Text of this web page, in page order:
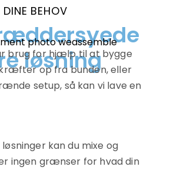
BEHOV
løsning
brug for hjælp til at bygge
op fra bunden, eller
setup, så kan vi lave en
kan du mixe og
ingen grænser for hvad din